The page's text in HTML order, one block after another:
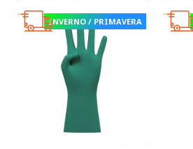
INVERNO / PRIMAVERA